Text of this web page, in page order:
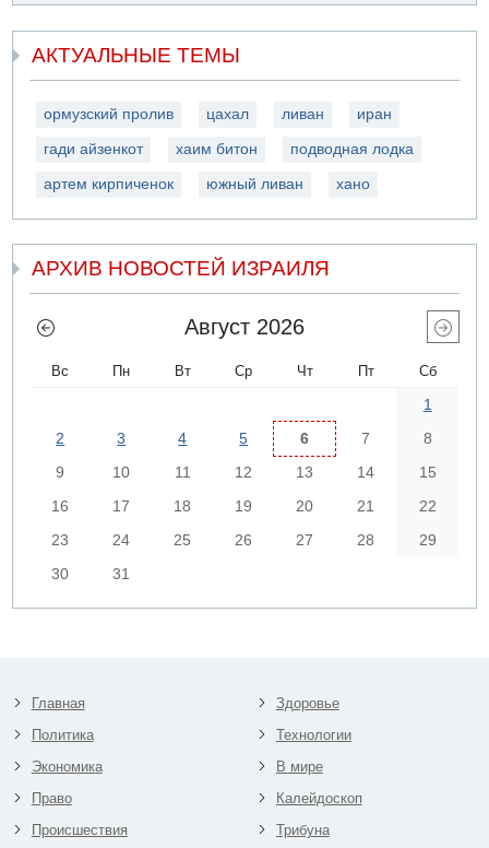
АКТУАЛЬНЫЕ ТЕМЫ
ормузский пролив цахал ливан иран
гади айзенкот хаим битон подводная лодка
артем кирпиченок южный ливан хано
АРХИВ НОВОСТЕЙ ИЗРАИЛЯ
Август 2026
Вс Пн Вт Ср Чт Пт Сб
1
2
3 4 5 6 7
8
9
10 11 12 13 14
15
16
17 18 19 20 21
22
23
24 25 26 27 28
29
30
31
Главная
Политика
Экономика
Право
Происшествия
Здоровье
Технологии
В мире
Калейдоскоп
Трибуна